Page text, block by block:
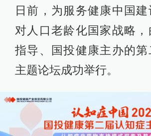
日前，为服务健康中国
对人口老龄化国家战略，
指导、国投健康主办的
主题论坛成功举行。